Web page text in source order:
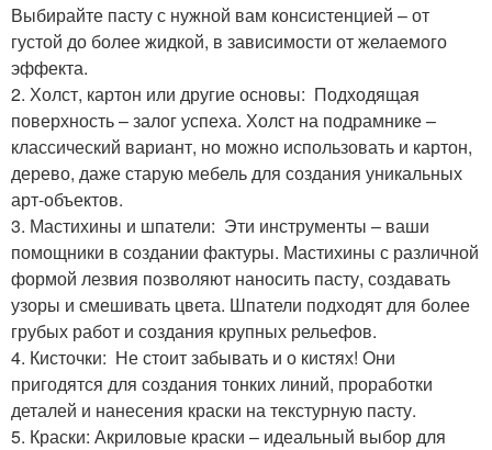
Выбирайте пасту с нужной вам консистенцией – от
густой до более жидкой, в зависимости от желаемого
эффекта.
2. Холст, картон или другие основы: ️ Подходящая
поверхность – залог успеха. Холст на подрамнике –
классический вариант, но можно использовать и картон,
дерево, даже старую мебель для создания уникальных
арт-объектов.
3. Мастихины и шпатели: ️ Эти инструменты – ваши
помощники в создании фактуры. Мастихины с различной
формой лезвия позволяют наносить пасту, создавать
узоры и смешивать цвета. Шпатели подходят для более
грубых работ и создания крупных рельефов.
4. Кисточки: ️ Не стоит забывать и о кистях! Они
пригодятся для создания тонких линий, проработки
деталей и нанесения краски на текстурную пасту.
5. Краски: Акриловые краски – идеальный выбор для